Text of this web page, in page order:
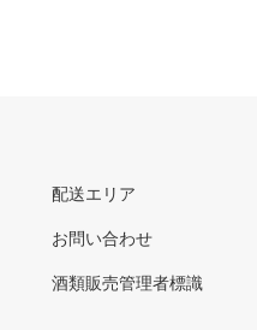
配送エリア
お問い合わせ
酒類販売管理者標識